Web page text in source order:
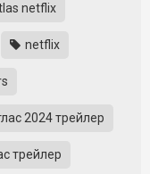
netflix
netflix
2024 трейлер
трейлер